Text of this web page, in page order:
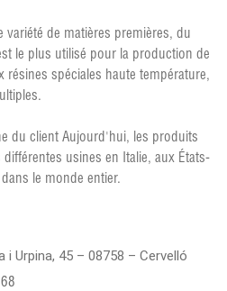
variété de matières premières, du
le plus utilisé pour la production de
résines spéciales haute température,
du client Aujourd'hui, les produits
usines en Italie, aux États-
le monde entier.
i Urpina, 45 – 08758 – Cervelló